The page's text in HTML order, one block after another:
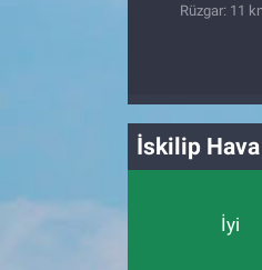
Rüzgar: 11
İskilip
İyi
Programlar
Sağlık